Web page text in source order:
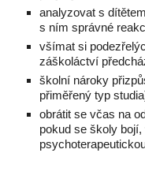
analyzovat s
s ním správné
všímat si
záškoláctví
školní nároky
přiměřený typ
obrátit se včas na
pokud se školy